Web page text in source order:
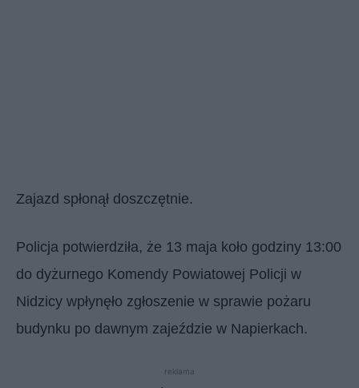
Zajazd spłonął doszczętnie.
Policja potwierdziła, że 13 maja koło godziny 13:00
do dyżurnego Komendy Powiatowej Policji w
Nidzicy wpłynęło zgłoszenie w sprawie pożaru
budynku po dawnym zajeździe w Napierkach.
reklama